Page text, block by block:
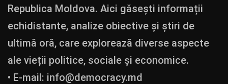
Republica Moldova. Aici găsești informații
echidistante, analize obiective și știri de
ultimă oră, care explorează diverse aspecte
ale vieții politice, sociale și economice.
• E-mail: info@democracy.md